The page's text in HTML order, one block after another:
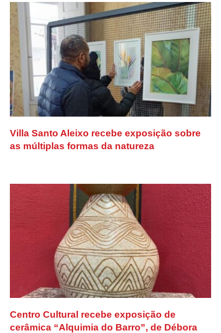
Villa Santo Aleixo recebe exposição sobre
as múltiplas formas da natureza
Centro Cultural recebe exposição de
cerâmica “Alquimia do Barro”, de Débora